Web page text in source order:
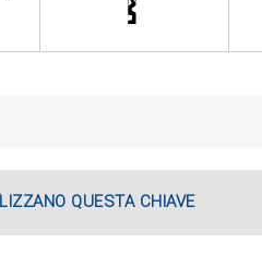
QUESTA CHIAVE